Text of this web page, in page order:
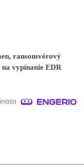
ransomvérový
vypínanie EDR